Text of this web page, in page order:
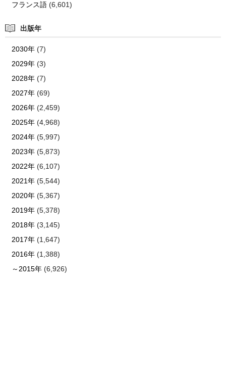
フランス語(6,601)
出版年
2030年(7)
2029年(3)
2028年(7)
2027年(69)
2026年(2,459)
2025年(4,968)
2024年(5,997)
2023年(5,873)
2022年(6,107)
2021年(5,544)
2020年(5,367)
2019年(5,378)
2018年(3,145)
2017年(1,647)
2016年(1,388)
～2015年(6,926)